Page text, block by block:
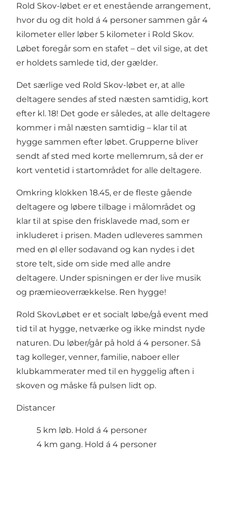
Rold Skov-løbet er et enestående arrangement,
hvor du og dit hold á 4 personer sammen går 4
kilometer eller løber 5 kilometer i Rold Skov.
Løbet foregår som en stafet – det vil sige, at det
er holdets samlede tid, der gælder.
Det særlige ved Rold Skov-løbet er, at alle
deltagere sendes af sted næsten samtidig, kort
efter kl. 18! Det gode er således, at alle deltagere
kommer i mål næsten samtidig – klar til at
hygge sammen efter løbet. Grupperne bliver
sendt af sted med korte mellemrum, så der er
kort ventetid i startområdet for alle deltagere.
Omkring klokken 18.45, er de fleste gående
deltagere og løbere tilbage i målområdet og
klar til at spise den frisklavede mad, som er
inkluderet i prisen. Maden udleveres sammen
med en øl eller sodavand og kan nydes i det
store telt, side om side med alle andre
deltagere. Under spisningen er der live musik
og præmieoverrækkelse. Ren hygge!
Rold SkovLøbet er et socialt løbe/gå event med
tid til at hygge, netværke og ikke mindst nyde
naturen. Du løber/går på hold á 4 personer. Så
tag kolleger, venner, familie, naboer eller
klubkammerater med til en hyggelig aften i
skoven og måske få pulsen lidt op.
Distancer
5 km løb. Hold á 4 personer
4 km gang. Hold á 4 personer